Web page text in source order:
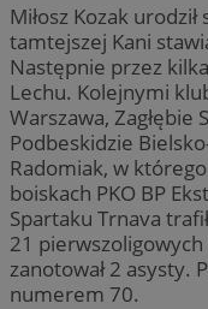
Miłosz Kozak
tamtejszej Kani
Następnie przez
Lechu. Kolejnymi
Warszawa, Zagłębie
Podbeskidzie
Radomiak, w
boiskach PKO BP
Spartaku Trnava
21
zanotował 2 asysty.
numerem 70.